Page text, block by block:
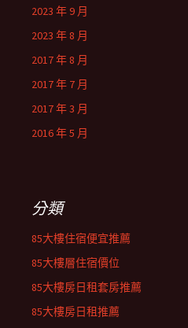
2023 年 9 月
2023 年 8 月
2017 年 8 月
2017 年 7 月
2017 年 3 月
2016 年 5 月
分類
85大樓住宿便宜推薦
85大樓層住宿價位
85大樓房日租套房推薦
85大樓房日租推薦